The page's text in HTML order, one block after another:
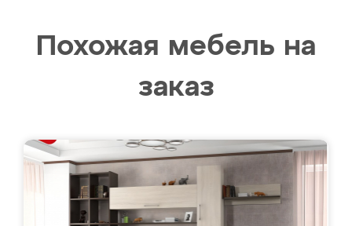
Похожая мебель на
заказ